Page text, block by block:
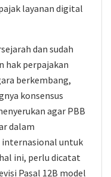
layanan digital
dan sudah
hak perpajakan
berkembang,
konsensus
agar PBB
dalam
internasional untuk
ini, perlu dicatat
Pasal 12B model